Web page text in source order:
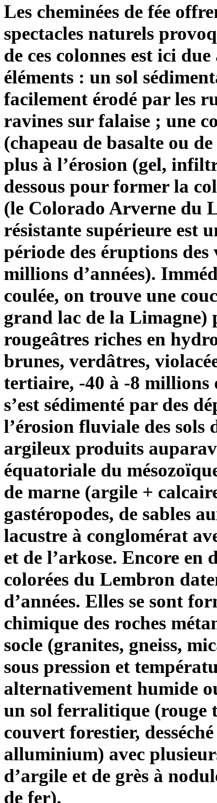
Les cheminées de fée
spectacles naturels
de ces colonnes est ici
éléments : un sol
facilement érodé par les
ravines sur falaise ; une
(chapeau de basalte ou
plus à l’érosion (gel,
dessous pour former la
(le Colorado Arverne du
résistante supérieure est
période des éruptions
millions d’années).
coulée, on trouve une
grand lac de la Limagne)
rougeâtres riches en
brunes, verdâtres,
tertiaire, -40 à -8 millions
s’est sédimenté par des
l’érosion fluviale des
argileux produits
équatoriale du
de marne (argile +
gastéropodes, de sables
lacustre à conglomérat
et de l’arkose. Encore en
colorées du Lembron
d’années. Elles se sont
chimique des roches
socle (granites, gneiss,
sous pression et
alternativement humide
un sol ferralitique (rouge
couvert forestier,
alluminium) avec
d’argile et de grès à
de fer).